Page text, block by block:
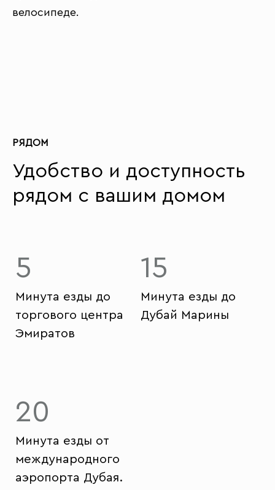
велосипеде.
РЯДОМ
Удобство и доступность
рядом с вашим домом
5
Минута езды до
торгового центра
Эмиратов
15
Минута езды до
Дубай Марины
20
Минута езды от
международного
аэропорта Дубая.